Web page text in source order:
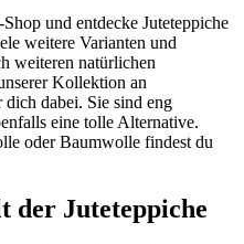
und entdecke Juteteppiche
weitere Varianten und
weiteren natürlichen
Kollektion an
dich dabei. Sie sind eng
eine tolle Alternative.
oder Baumwolle findest du
der Juteteppiche